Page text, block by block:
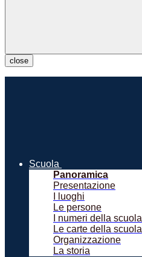
close
Scuola
Panoramica
Presentazione
I luoghi
Le persone
I numeri della scuola
Le carte della scuola
Organizzazione
La storia